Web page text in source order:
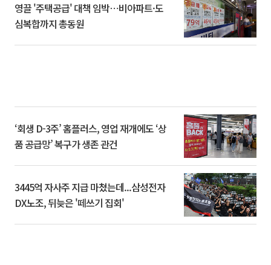
영끌 '주택공급' 대책 임박⋯비아파트·도
심복합까지 총동원
‘회생 D-3주’ 홈플러스, 영업 재개에도 ‘상
품 공급망’ 복구가 생존 관건
3445억 자사주 지급 마쳤는데...삼성전자
DX노조, 뒤늦은 '떼쓰기 집회'